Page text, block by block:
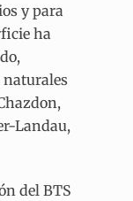
y para
ha
naturales
Landau,
del BTS